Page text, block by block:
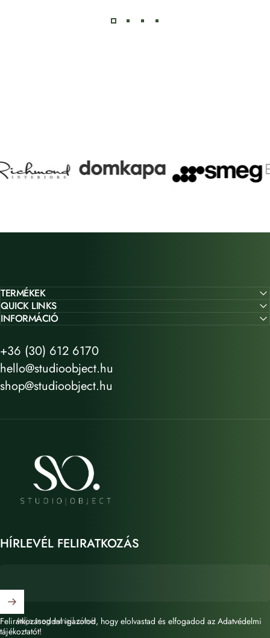
TERMÉKEK
QUICK LINKS
INFORMÁCIÓ
+36 (30) 612 6170
hello@studioobject.hu
shop@studioobject.hu
STUDIO OBJECT
HÍRLEVÉL FELIRATKOZÁS
Adja meg e-mail címét
Feliratkozásoddal igazolod, hogy elolvastad és elfogadod az Adatvédelmi
tájékoztatót!